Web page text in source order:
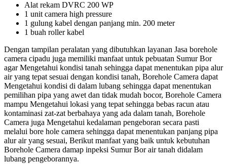
Alat rekam DVRC 200 WP
1 unit camera high pressure
1 gulung kabel dengan panjang min. 200 meter
1 buah roller kabel
Dengan tampilan peralatan yang dibutuhkan layanan Jasa borehole
camera cipadu juga memiliki manfaat untuk pebuatan Sumur Bor
agar Mengetahui kondisi tanah sehingga dapat menentukan pipa alur
air yang tepat sesuai dengan kondisi tanah, Borehole Camera dapat
Mengetahui kondisi di dalam lubang sehingga dapat menentukan
pemilihan pipa yang awet dan tidak mudah bocor, Borehole Camera
mampu Mengetahui lokasi yang tepat sehingga bebas racun atau
kontaminasi zat-zat berbahaya yang ada dalam tanah, Borehole
Camera juga Mengetahui kedalaman pengeboran secara pasti
melalui bore hole camera sehingga dapat menentukan panjang pipa
alur air yang sesuai, Berikut manfaat yang baik untuk kebutuhan
Borehole Camera damap inpeksi Sumur Bor air tanah didalam
lubang pengeborannya.